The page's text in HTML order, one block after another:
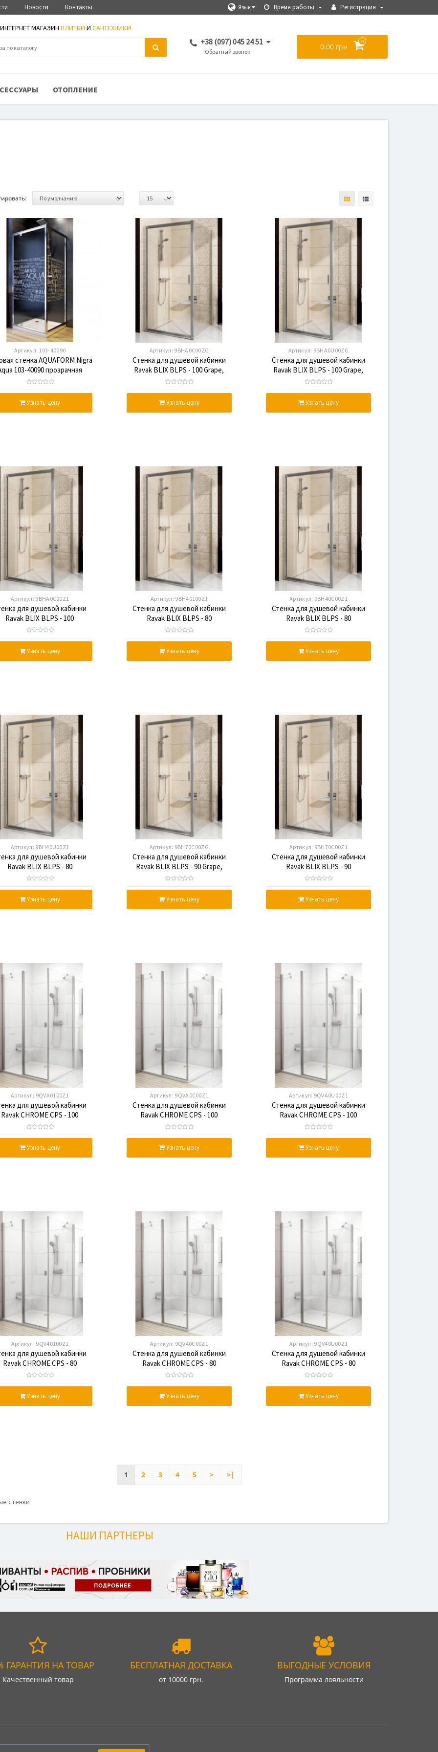
Новости Контакты Язык Время работы Регистрация
ИНТЕРНЕТ МАГАЗИН ПЛИТКИ И САНТЕХНИКИ
+38 (097) 045 24 51
Обратный звонок 0.00 грн
0
ОТОПЛЕНИЕ
Артикул: 103-40090
стенка AQUAFORM Nigra
103-40090 прозрачная
Узнать цену
Артикул: 9BHA0C00ZG
Стенка для душевой кабинки
Ravak BLIX BLPS - 100 Grape,
полированный алюминий,
Узнать цену
Артикул: 9BHA0U00ZG
Стенка для душевой кабинки
Ravak BLIX BLPS - 100 Grape,
профиль сатин, безопасное
Узнать цену
Артикул: 9BHA0C00Z1
для душевой кабинки
Ravak BLIX BLPS - 100
полированный
Узнать цену
Артикул: 9BH40100Z1
Стенка для душевой кабинки
Ravak BLIX BLPS - 80
Transparent, белый профиль,
Узнать цену
Артикул: 9BH40C00Z1
Стенка для душевой кабинки
Ravak BLIX BLPS - 80
Transparent, полированный
Узнать цену
Артикул: 9BH40U00Z1
для душевой кабинки
Ravak BLIX BLPS - 80
профиль саин,
Узнать цену
Артикул: 9BH70C00ZG
Стенка для душевой кабинки
Ravak BLIX BLPS - 90 Grape,
полированный алюминий,
Узнать цену
Артикул: 9BH70C00Z1
Стенка для душевой кабинки
Ravak BLIX BLPS - 90
Transparent, полированный
Узнать цену
Артикул: 9QVA0100Z1
для душевой кабинки
Ravak CHROME CPS - 100
белый профиль,
Узнать цену
Артикул: 9QVA0C00Z1
Стенка для душевой кабинки
Ravak CHROME CPS - 100
Transparent, полированный
Узнать цену
Артикул: 9QVA0U00Z1
Стенка для душевой кабинки
Ravak CHROME CPS - 100
Transparent, профиль сатин,
Узнать цену
Артикул: 9QV40100Z1
для душевой кабинки
Ravak CHROME CPS - 80
белый профиль,
Узнать цену
Артикул: 9QV40C00Z1
Стенка для душевой кабинки
Ravak CHROME CPS - 80
Transparent, полированный
Узнать цену
Артикул: 9QV40U00Z1
Стенка для душевой кабинки
Ravak CHROME CPS - 80
Transparent, профиль сатин,
Узнать цену
1 2 3 4 5 > >|
стенки
НАШИ ПАРТНЕРЫ
ГАРАНТИЯ НА ТОВАР
Качественный товар
БЕСПЛАТНАЯ ДОСТАВКА
от 10000 грн.
ВЫГОДНЫЕ УСЛОВИЯ
Программа лояльности